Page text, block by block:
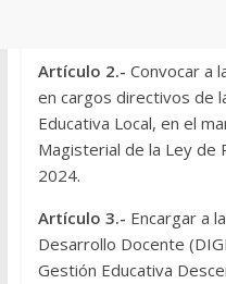
Artículo 2.- Convocar a
en cargos directivos de
Educativa Local, en el
Magisterial de la Ley de
2024.
Artículo 3.- Encargar a
Desarrollo Docente
Gestión Educativa